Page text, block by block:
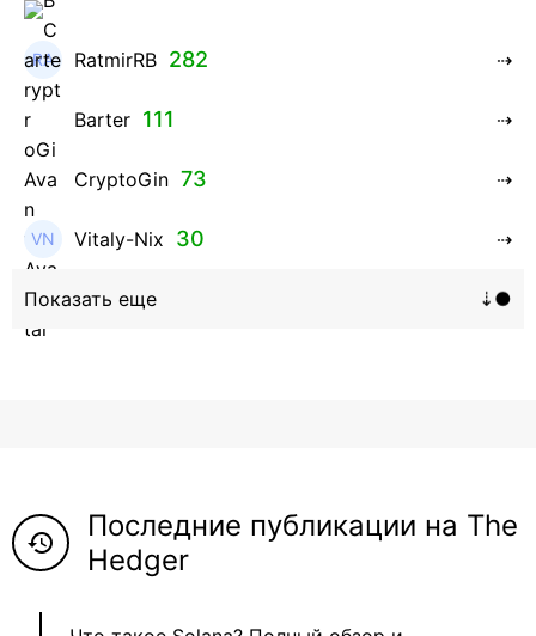
RatmirRB 282
Barter 111
CryptoGin 73
Vitaly-Nix 30
Hanna_Zolo4evskaya
Neftegrad 5
history
Последние публикации на The
Hedger